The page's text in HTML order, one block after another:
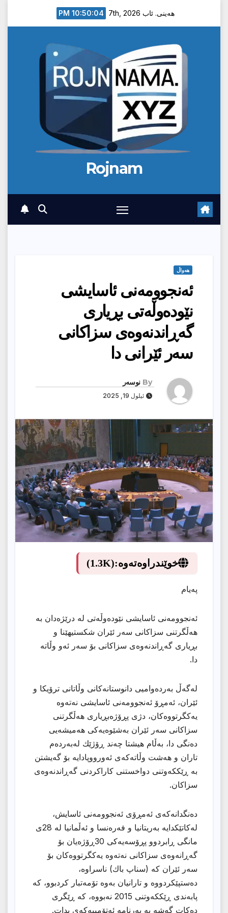
هەینی. ئاب 7th, 2026 10:50:05 PM
Rojnam
هەواڵ
ئەنجوومەنی ئاسایشی
نێودەوڵەتی بڕیاری
گەڕاندنەوەی سزاكانی
سەر ئێرانی دا
By نوسەر
ئیلول 19, 2025
خوێندراوەتەوە:(1.3K)
پەیام
ئەنجوومەنی ئاسایشی نێودەوڵەتی لە درێژەدان بە
هەڵگرتنی سزاكانی سەر ئێران شكستیهێنا و
بڕیاری گەڕاندنەوەی سزاكانی بۆ سەر ئەو وڵاتە
دا.
لەگەڵ بەردەوامیی دانوستانەكانی وڵاتانی ترۆیكا و
ئێران، ئەمڕۆ ئەنجوومەنی ئاسایشی نەتەوە
یەكگرتووەكان، دژی پڕۆژەبڕیاری هەڵگرتنی
سزاكانی سەر ئێران بەشێوەیەكی هەمیشەیی
دەنگی دا، بەڵام هیشتا چەند ڕۆژێك لەبەردەم
تاران و هەشت وڵاتەكەی ئەورووپادایە بۆ گەیشتن
بە ڕێككەوتنی دواخستنی كاراكردنی گەڕاندنەوەی
سزاكان.
دەنگدانەكەی ئەمڕۆی ئەنجوومەنی ئاسایش،
لەكاتێكدایە بەریتانیا و فەرەنسا و ئەڵمانیا لە 28ی
مانگی ڕابردوو پڕۆسەیەكی 30ڕۆژەیان بۆ
گەڕانەوەی سزاكانی نەتەوە یەكگرتووەكان بۆ
سەر ئێران كە (سناپ باك) ناسراوە،
دەستپێكردووە و تارانیان بەوە تۆمەتبار كردبوو، كە
پابەندی ڕێككەوتنی 2015 نەبووە، كە ڕێگری
دەكات گەشە بە بەرنامە ئەتۆمییەكەی بدات.